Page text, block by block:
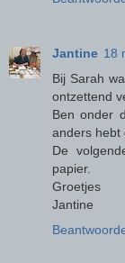
Jantine 18
Bij Sarah
ontzettend
Ben onder
anders hebt
De
papier.
Groetjes
Jantine